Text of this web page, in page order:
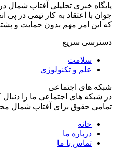
پایگاه خبری تحلیلی آفتاب
جوان با اعتقاد به کار تیمی در
که این امر مهم بدون حمایت و
دسترسی سریع
سلامت
علم و تکنولوژی
شبکه های اجتماعی
در شبکه های اجتماعی ما را دنبال
تمامی حقوق برای آفتاب شمال
خانه
درباره ما
تماس با ما